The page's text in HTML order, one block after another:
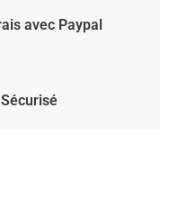
avec Paypal